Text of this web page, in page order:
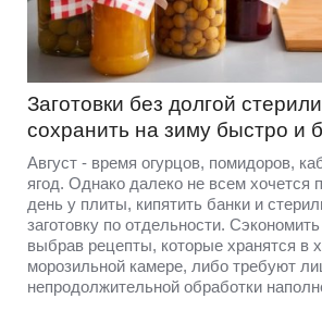
Заготовки без долгой
сохранить на зиму быстро и
Август - время огурцов, помидоров,
ягод. Однако далеко не всем хочется
день у плиты, кипятить банки и
заготовку по отдельности.
выбрав рецепты, которые хранятся в
морозильной камере, либо требуют
непродолжительной обработки